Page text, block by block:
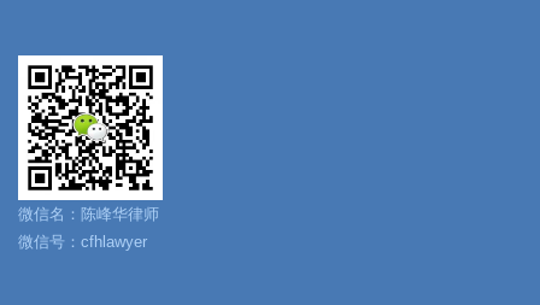
微信名：陈峰华律师
微信号：cfhlawyer